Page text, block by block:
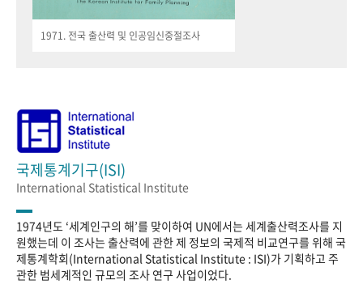
1971. 전국 출산력 및 인공임신중절조사
국제통계기구(ISI)
International Statistical Institute
1974년도 ‘세계인구의 해’를 맞이하여 UN에서는 세계출산력조사를 지
원했는데 이 조사는 출산력에 관한 제 정보의 국제적 비교연구를 위해 국
제통계학회(International Statistical Institute : ISI)가 기획하고 주
관한 범세계적인 규모의 조사 연구 사업이었다.